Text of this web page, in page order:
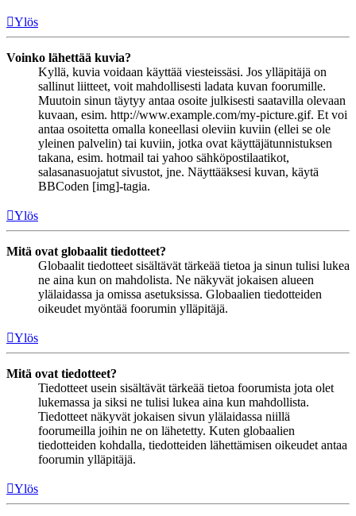
Ylös
Voinko lähettää kuvia?
Kyllä, kuvia voidaan käyttää viesteissäsi. Jos ylläpitäjä on
sallinut liitteet, voit mahdollisesti ladata kuvan foorumille.
Muutoin sinun täytyy antaa osoite julkisesti saatavilla olevaan
kuvaan, esim. http://www.example.com/my-picture.gif. Et voi
antaa osoitetta omalla koneellasi oleviin kuviin (ellei se ole
yleinen palvelin) tai kuviin, jotka ovat käyttäjätunnistuksen
takana, esim. hotmail tai yahoo sähköpostilaatikot,
salasanasuojatut sivustot, jne. Näyttääksesi kuvan, käytä
BBCoden [img]-tagia.
Ylös
Mitä ovat globaalit tiedotteet?
Globaalit tiedotteet sisältävät tärkeää tietoa ja sinun tulisi lukea
ne aina kun on mahdolista. Ne näkyvät jokaisen alueen
ylälaidassa ja omissa asetuksissa. Globaalien tiedotteiden
oikeudet myöntää foorumin ylläpitäjä.
Ylös
Mitä ovat tiedotteet?
Tiedotteet usein sisältävät tärkeää tietoa foorumista jota olet
lukemassa ja siksi ne tulisi lukea aina kun mahdollista.
Tiedotteet näkyvät jokaisen sivun ylälaidassa niillä
foorumeilla joihin ne on lähetetty. Kuten globaalien
tiedotteiden kohdalla, tiedotteiden lähettämisen oikeudet antaa
foorumin ylläpitäjä.
Ylös